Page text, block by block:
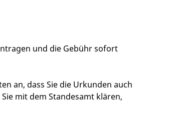
und die Gebühr sofort
an, dass Sie die Urkunden auch
mit dem Standesamt klären,